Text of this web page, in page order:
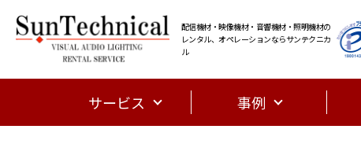
配信機材・映像機材・音響機材・照明機材の
レンタル、オペレーションならサンテクニカ
ル
サービス 事例